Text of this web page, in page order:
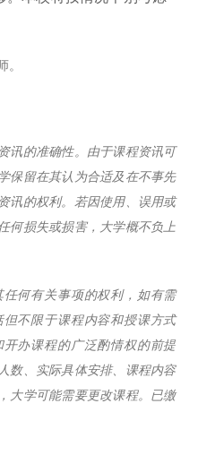
。
讯的准确性。由于课程资讯可
保留在其认为合适及在不事先
讯的权利。若因使用、误用或
何损失或损害，大学概不负上
何有关事项的权利，如有需
不限于课程内容和授课方式
办课程的广泛酌情权的前提
数、实际具体安排、课程内容
大学可能需要更改课程。已缴